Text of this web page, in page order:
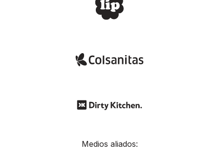
Medios aliados: